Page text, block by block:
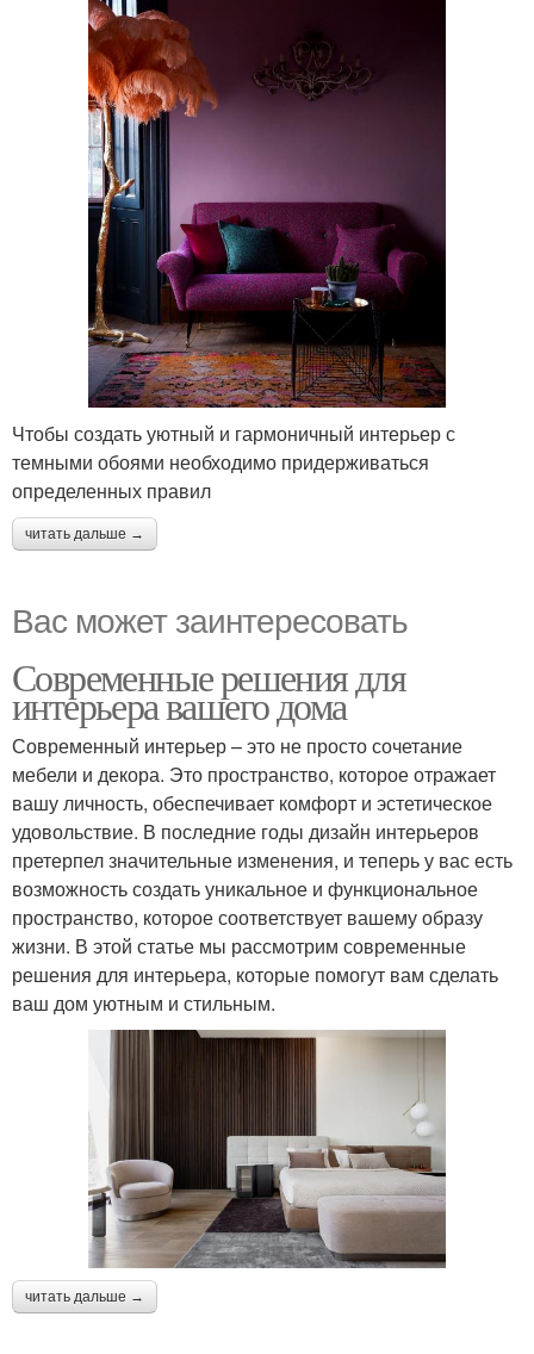
Чтобы создать уютный и гармоничный интерьер с
темными обоями необходимо придерживаться
определенных правил
читать дальше →
Вас может заинтересовать
Современные решения для
интерьера вашего дома
Современный интерьер – это не просто сочетание
мебели и декора. Это пространство, которое отражает
вашу личность, обеспечивает комфорт и эстетическое
удовольствие. В последние годы дизайн интерьеров
претерпел значительные изменения, и теперь у вас есть
возможность создать уникальное и функциональное
пространство, которое соответствует вашему образу
жизни. В этой статье мы рассмотрим современные
решения для интерьера, которые помогут вам сделать
ваш дом уютным и стильным.
читать дальше →